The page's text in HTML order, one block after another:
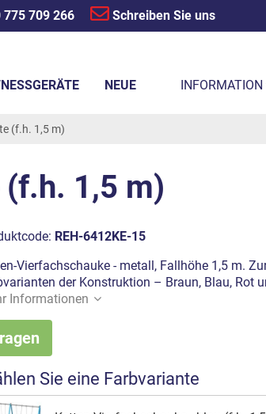
775 709 266 Schreiben Sie uns
(f.h. 1,5 m)
1,5 m)
REH-6412KE-15
Vierfachschauke - metall, Fallhöhe 1,5 m.
der Konstruktion – Braun, Blau, Rot
Informationen
Sie eine Farbvariante
NEUE INFORMATION